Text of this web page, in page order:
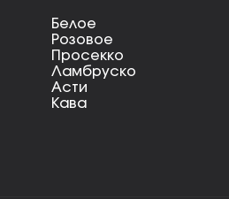
Белое
Розовое
Просекко
Ламбруско
Асти
Кава